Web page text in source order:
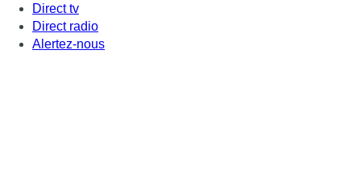
Direct tv
Direct radio
Alertez-nous